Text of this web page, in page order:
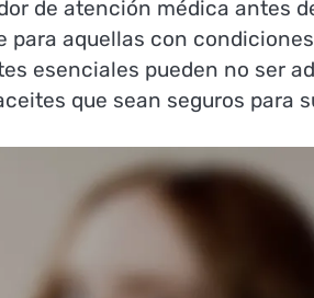
de atención médica antes
aquellas con
esenciales pueden no ser
que sean seguros para